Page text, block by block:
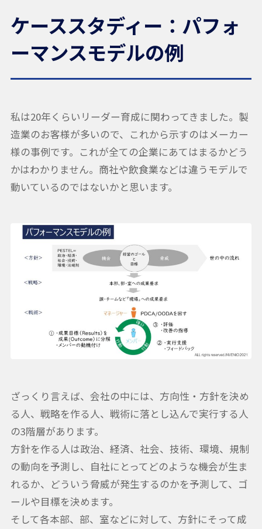
ケーススタディー：パフォ
ーマンスモデルの例
私は20年くらいリーダー育成に関わってきました。製
造業のお客様が多いので、これから示すのはメーカー
様の事例です。これが全ての企業にあてはまるかどう
かはわかりません。商社や飲食業などは違うモデルで
動いているのではないかと思います。
ざっくり言えば、会社の中には、方向性・方針を決め
る人、戦略を作る人、戦術に落とし込んで実行する人
の3階層があります。
方針を作る人は政治、経済、社会、技術、環境、規制
の動向を予測し、自社にとってどのような機会が生ま
れるか、どういう脅威が発生するのかを予測して、ゴ
ールや目標を決めます。
そして各本部、部、室などに対して、方針にそって成